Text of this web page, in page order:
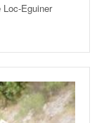
Eguiner